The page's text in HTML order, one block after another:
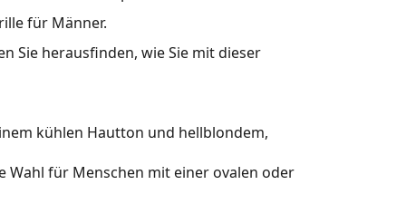
für Männer.
Sie herausfinden, wie Sie mit dieser
kühlen Hautton und hellblondem,
Wahl für Menschen mit einer ovalen oder